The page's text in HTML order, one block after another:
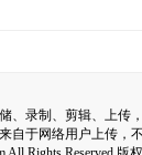
、录制、剪辑、上传
自于网络用户上传，